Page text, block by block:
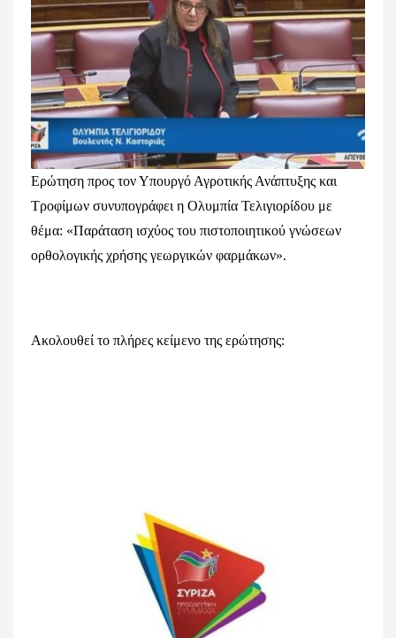
Ερώτηση προς τον Υπουργό Αγροτικής Ανάπτυξης και
Τροφίμων συνυπογράφει η Ολυμπία Τελιγιορίδου με
θέμα: «Παράταση ισχύος του πιστοποιητικού γνώσεων
ορθολογικής χρήσης γεωργικών φαρμάκων».
Ακολουθεί το πλήρες κείμενο της ερώτησης: